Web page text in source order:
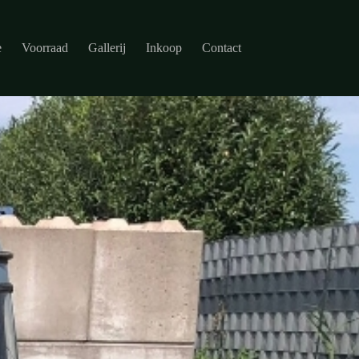
Voorraad Gallerij Inkoop Contact